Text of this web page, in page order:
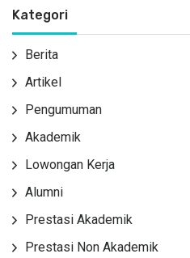
Kategori
Berita
Artikel
Pengumuman
Akademik
Lowongan Kerja
Alumni
Prestasi Akademik
Prestasi Non Akademik